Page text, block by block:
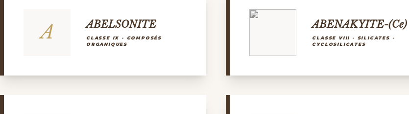
A ABELSONITE
CLASSE IX - COMPOSÉS
ORGANIQUES
ABENAKYITE-(Ce)
CLASSE VIII - SILICATES -
CYCLOSILICATES